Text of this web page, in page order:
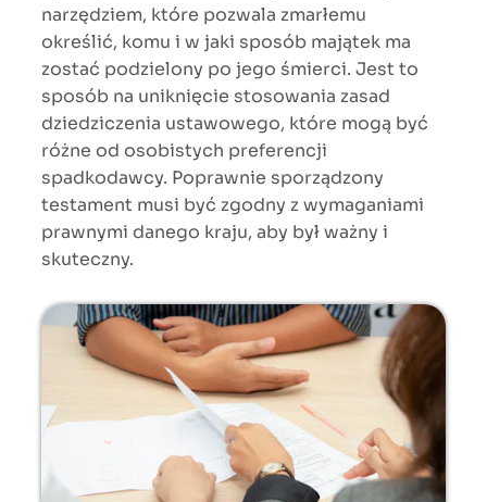
narzędziem, które pozwala zmarłemu
określić, komu i w jaki sposób majątek ma
zostać podzielony po jego śmierci. Jest to
sposób na uniknięcie stosowania zasad
dziedziczenia ustawowego, które mogą być
różne od osobistych preferencji
spadkodawcy. Poprawnie sporządzony
testament musi być zgodny z wymaganiami
prawnymi danego kraju, aby był ważny i
skuteczny.